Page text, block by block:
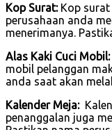
Kop Surat:Kop surat
perusahaan anda
menerimanya.
Alas Kaki Cuci Mobil:
mobil pelanggan
anda saat akan
Kalender Meja:
penanggalan juga